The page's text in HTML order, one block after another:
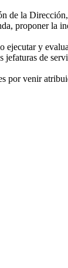
de la
proponer la
y
jefaturas de
por venir